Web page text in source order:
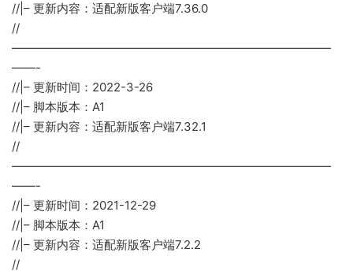
//|– 更新内容：适配新版客户端7.36.0
//
———————————————————————————
——-
//|– 更新时间：2022-3-26
//|– 脚本版本：A1
//|– 更新内容：适配新版客户端7.32.1
//
———————————————————————————
——-
//|– 更新时间：2021-12-29
//|– 脚本版本：A1
//|– 更新内容：适配新版客户端7.2.2
//